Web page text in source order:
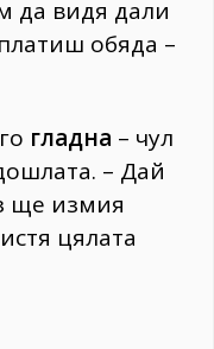
да видя дали
обяда –
гладна – чул
– Дай
ще измия
цялата